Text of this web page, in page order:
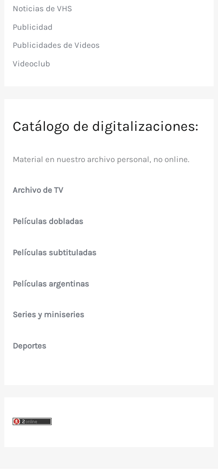
Noticias de VHS
Publicidad
Publicidades de Videos
Videoclub
Catálogo de digitalizaciones:
Material en nuestro archivo personal, no online.
Archivo de TV
Películas dobladas
Películas subtituladas
Películas argentinas
Series y miniseries
Deportes